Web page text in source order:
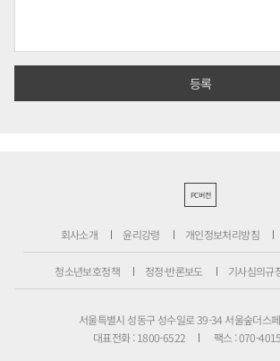
PC버전
회사소개 윤리강령 개인정보처리방침
청소년보호정책 정정·반론보도 기사심의규
서울특별시 성동구 성수일로 39-34 서울숲더스
대표전화 : 1800-6522
팩스 : 070-